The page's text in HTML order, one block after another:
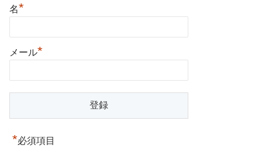
名*
メール*
*必須項目